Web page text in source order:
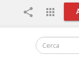
share apps